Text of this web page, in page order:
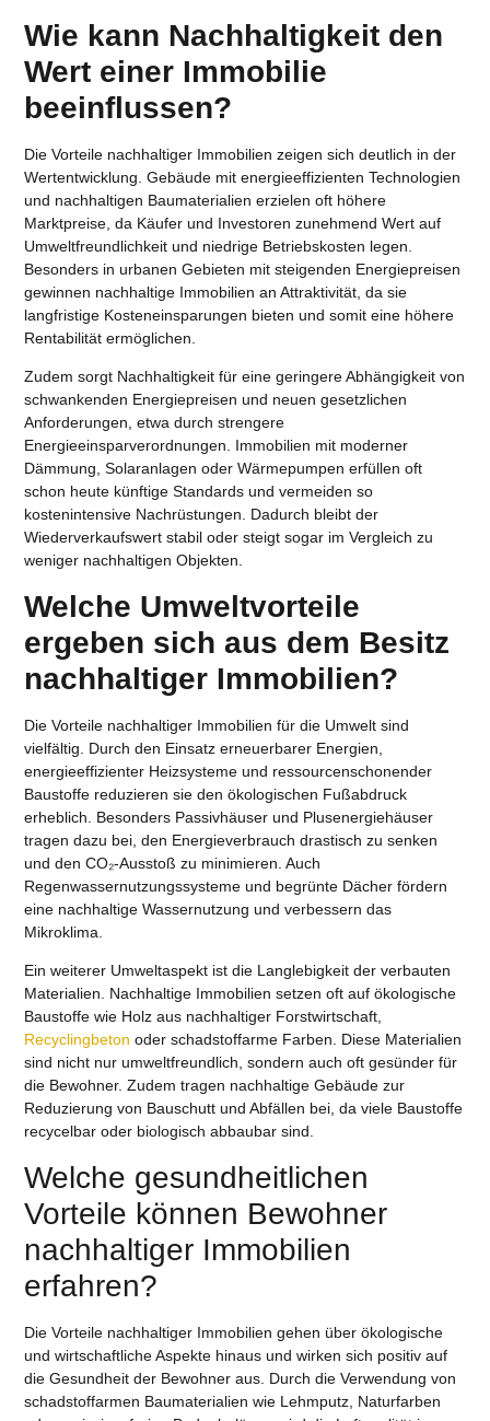
Wie kann Nachhaltigkeit den
Wert einer Immobilie
beeinflussen?
Die Vorteile nachhaltiger Immobilien zeigen sich deutlich in der
Wertentwicklung. Gebäude mit energieeffizienten Technologien
und nachhaltigen Baumaterialien erzielen oft höhere
Marktpreise , da Käufer und Investoren zunehmend Wert auf
Umweltfreundlichkeit und niedrige Betriebskosten legen.
Besonders in urbanen Gebieten mit steigenden Energiepreisen
gewinnen nachhaltige Immobilien an Attraktivität, da sie
langfristige Kosteneinsparungen bieten und somit eine höhere
Rentabilität ermöglichen.
Zudem sorgt Nachhaltigkeit für einegeringere Abhängigkeit von
schwankenden Energiepreisen und neuen gesetzlichen
Anforderungen, etwa durch strengere
Energieeinsparverordnungen. Immobilien mit moderner
Dämmung, Solaranlagen oder Wärmepumpen erfüllen oft
schon heute künftige Standards und vermeiden so
kostenintensive Nachrüstungen. Dadurch bleibt der
Wiederverkaufswert stabil oder steigt sogar im Vergleich zu
weniger nachhaltigen Objekten.
Welche Umweltvorteile
ergeben sich aus dem Besitz
nachhaltiger Immobilien?
DieVorteile nachhaltiger Immobilien für die Umwelt sind
vielfältig. Durch den Einsatz erneuerbarer Energien,
energieeffizienter Heizsysteme und ressourcenschonender
Baustoffe reduzieren sieden ökologischen Fußabdruck
erheblich. Besonders Passivhäuser und Plusenergiehäuser
tragen dazu bei, den Energieverbrauch drastisch zu senken
und den CO₂-Ausstoß zu minimieren. Auch
Regenwassernutzungssysteme und begrünte Dächer fördern
eine nachhaltige Wassernutzung und verbessern das
Mikroklima.
Ein weiterer Umweltaspekt ist die Langlebigkeit der verbauten
Materialien. Nachhaltige Immobilien setzen oft aufökologische
Baustoffe wie Holz aus nachhaltiger Forstwirtschaft,
Recyclingbeton oderschadstoffarme Farben. Diese Materialien
sind nicht nur umweltfreundlich, sondern auch oft gesünder für
die Bewohner. Zudem tragen nachhaltige Gebäude zur
Reduzierung von Bauschutt und Abfällen bei, da viele Baustoffe
recycelbar oder biologisch abbaubar sind.
Welche gesundheitlichen
Vorteile können Bewohner
nachhaltiger Immobilien
erfahren?
Die Vorteile nachhaltiger Immobilien gehen über ökologische
und wirtschaftliche Aspekte hinaus und wirken sich positiv auf
die Gesundheit der Bewohner aus. Durch die Verwendung von
schadstoffarmen Baumaterialien wie Lehmputz, Naturfarben